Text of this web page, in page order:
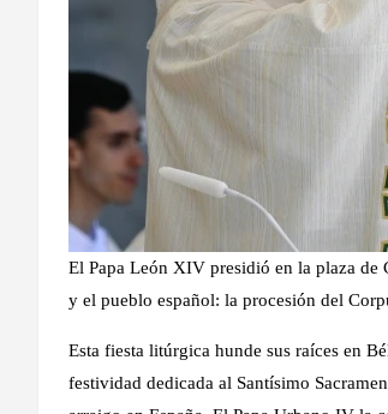
El Papa León XIV presidió en la plaza de
y el pueblo español: la procesión del
Esta fiesta litúrgica hunde sus raíces en
festividad dedicada al Santísimo